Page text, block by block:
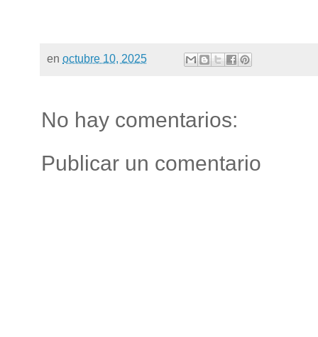
en octubre 10, 2025
No hay comentarios:
Publicar un comentario